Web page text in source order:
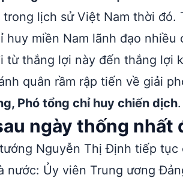
lịch sử Việt Nam thời đó.
huy miền Nam lãnh đạo
từ thắng lợi này đến thắng lợi
quân rầm rập tiến về giải
Phó tổng chỉ huy chiến dịch.
ngày thống nhất
Nguyễn Thị Định tiếp
nước: Ủy viên Trung ương